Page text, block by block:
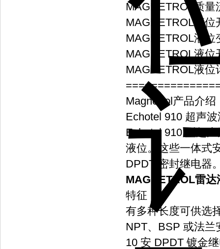
MAGNETROL质量
MAGNETROL液
MAGNETROL液位
MAGNETROL液位
MAGNETROL液位
Magnetrol产品介绍
Echotel 910 超声
Echotel 910 型超
液位。这些一体式
DPDT 密封继电器
MAGNETROL雷达
特征
有多种长度可供选
NPT、BSP 或法兰
10 安 DPDT 镀金